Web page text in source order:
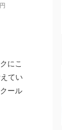
にこ
てい
ール